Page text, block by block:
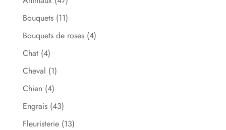
Bouquets (11)
Bouquets de roses (4)
Chat (4)
Cheval (1)
Chien (4)
Engrais (43)
Fleuristerie (13)